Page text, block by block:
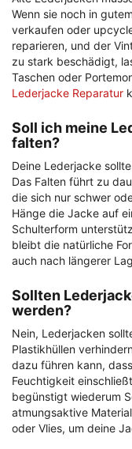
Wenn sie noch in
verkaufen oder
reparieren, und der
zu stark beschädigt,
Taschen oder
Lederjacke Reparatur
Soll ich meine
falten?
Deine Lederjacke
Das Falten führt zu
die sich nur schwer
Hänge die Jacke auf
Schulterform
bleibt die natürliche
auch nach längerer
Sollten
werden?
Nein, Lederjacken
Plastikhüllen
dazu führen kann,
Feuchtigkeit
begünstigt wiederum
atmungsaktive
oder Vlies, um deine